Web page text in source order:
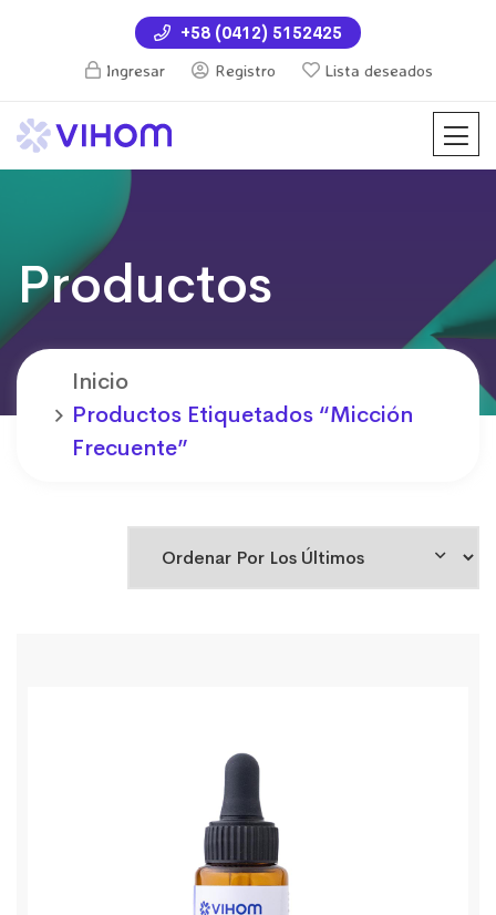
+58 (0412) 5152425
Ingresar
Registro Lista deseados
Productos
Inicio
Productos Etiquetados “micción
Frecuente”